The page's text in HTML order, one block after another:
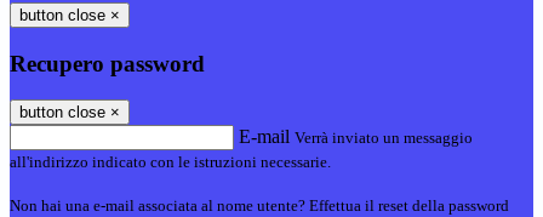
button close ×
Recupero password
button close ×
E-mail Verrà inviato un messaggio
all'indirizzo indicato con le istruzioni necessarie.
Non hai una e-mail associata al nome utente? Effettua il reset della password